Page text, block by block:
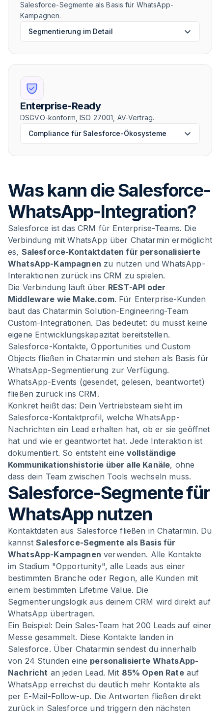
Salesforce-Segmente als Basis für WhatsApp-
Kampagnen.
Segmentierung im Detail
Enterprise-Ready
DSGVO-konform, ISO 27001, AV-Vertrag.
Compliance für Salesforce-Ökosysteme
Was kann die Salesforce-
WhatsApp-Integration?
Salesforce ist das CRM für Enterprise-Teams. Die
Verbindung mit WhatsApp über Chatarmin ermöglicht
es, Salesforce-Kontaktdaten für personalisierte
WhatsApp-Kampagnen zu nutzen und WhatsApp-
Interaktionen zurück ins CRM zu spielen.
Die Verbindung läuft über REST-API oder
Middleware wie Make.com. Für Enterprise-Kunden
baut das Chatarmin Solution-Engineering-Team
Custom-Integrationen. Das bedeutet: du musst keine
eigene Entwicklungskapazität bereitstellen.
Salesforce-Kontakte, Opportunities und Custom
Objects fließen in Chatarmin und stehen als Basis für
WhatsApp-Segmentierung zur Verfügung.
WhatsApp-Events (gesendet, gelesen, beantwortet)
fließen zurück ins CRM.
Konkret heißt das: Dein Vertriebsteam sieht im
Salesforce-Kontaktprofil, welche WhatsApp-
Nachrichten ein Lead erhalten hat, ob er sie geöffnet
hat und wie er geantwortet hat. Jede Interaktion ist
dokumentiert. So entsteht eine vollständige
Kommunikationshistorie über alle Kanäle, ohne
dass dein Team zwischen Tools wechseln muss.
Salesforce-Segmente für
WhatsApp nutzen
Kontaktdaten aus Salesforce fließen in Chatarmin. Du
kannstSalesforce-Segmente als Basis für
WhatsApp-Kampagnen verwenden. Alle Kontakte
im Stadium "Opportunity", alle Leads aus einer
bestimmten Branche oder Region, alle Kunden mit
einem bestimmten Lifetime Value. Die
Segmentierungslogik aus deinem CRM wird direkt auf
WhatsApp übertragen.
Ein Beispiel: Dein Sales-Team hat 200 Leads auf einer
Messe gesammelt. Diese Kontakte landen in
Salesforce. Über Chatarmin sendest du innerhalb
von 24 Stunden eine personalisierte WhatsApp-
Nachricht an jeden Lead. Mit 85% Open Rateauf
WhatsApp erreichst du deutlich mehr Kontakte als
per E-Mail-Follow-up. Die Antworten fließen direkt
zurück in Salesforce und triggern den nächsten